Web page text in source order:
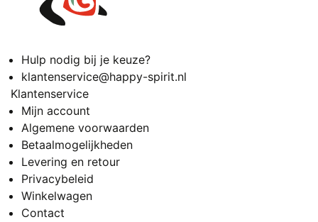
Hulp nodig bij je keuze?
klantenservice@happy-spirit.nl
Klantenservice
Mijn account
Algemene voorwaarden
Betaalmogelijkheden
Levering en retour
Privacybeleid
Winkelwagen
Contact